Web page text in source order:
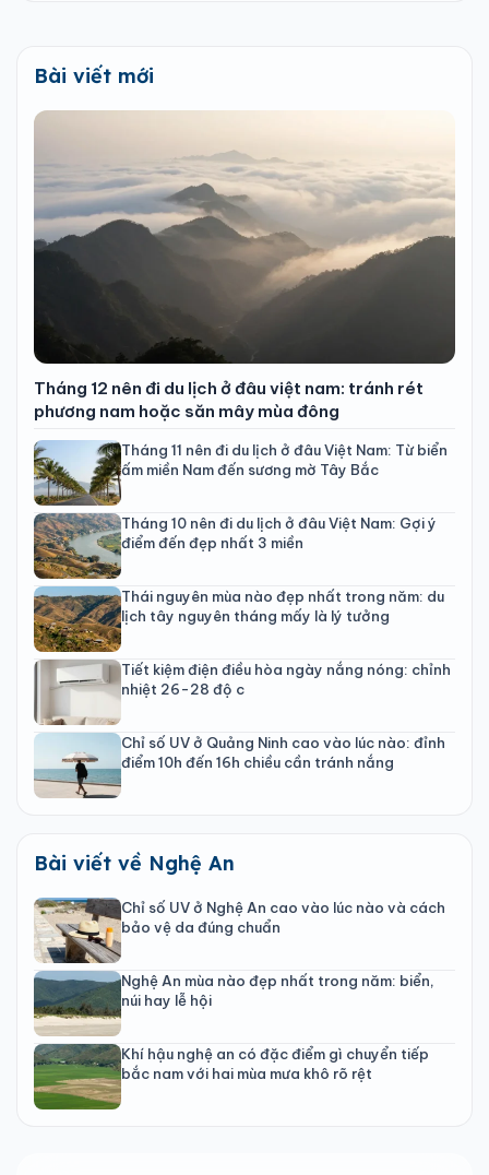
Bài viết mới
Tháng 12 nên đi du lịch ở đâu việt nam: tránh rét
phương nam hoặc săn mây mùa đông
Tháng 11 nên đi du lịch ở đâu Việt Nam: Từ biển
ấm miền Nam đến sương mờ Tây Bắc
Tháng 10 nên đi du lịch ở đâu Việt Nam: Gợi ý
điểm đến đẹp nhất 3 miền
Thái nguyên mùa nào đẹp nhất trong năm: du
lịch tây nguyên tháng mấy là lý tưởng
Tiết kiệm điện điều hòa ngày nắng nóng: chỉnh
nhiệt 26-28 độ c
Chỉ số UV ở Quảng Ninh cao vào lúc nào: đỉnh
điểm 10h đến 16h chiều cần tránh nắng
Bài viết về Nghệ An
Chỉ số UV ở Nghệ An cao vào lúc nào và cách
bảo vệ da đúng chuẩn
Nghệ An mùa nào đẹp nhất trong năm: biển,
núi hay lễ hội
Khí hậu nghệ an có đặc điểm gì chuyển tiếp
bắc nam với hai mùa mưa khô rõ rệt